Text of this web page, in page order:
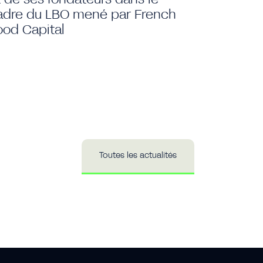
du LBO mené par French
Capital
Toutes les actualités